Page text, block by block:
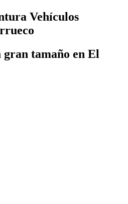
Vehículos
tamaño en El